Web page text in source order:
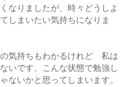
なりましたが、時々どうしよ
しまいたい気持ちになりま
気持ちもわかるけれど 私は
いです。こんな状態で勉強し
ないかと思ってしまいます。